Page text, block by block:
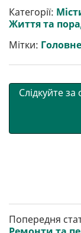
р
и
т
b
o
o
t
e
r
Категорії:
Життя та
Мітки: Головне
Слідкуйте
Попередня